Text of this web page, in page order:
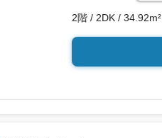
2階 / 2DK / 34.92m²